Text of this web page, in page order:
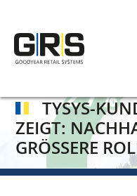
Inhalt
TYSYS-
ZEIGT:
GRÖSSERE